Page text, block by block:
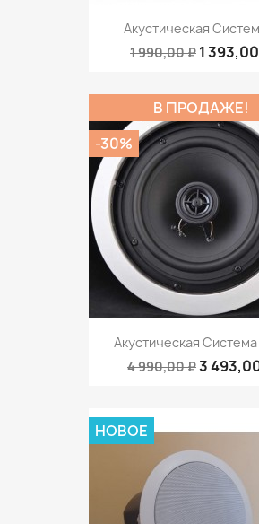
Акустическая
1 990,00 ₽ 1
Акустическая Система
4 990,00 ₽3
В ПРОДАЖЕ!
-30%
НОВОЕ